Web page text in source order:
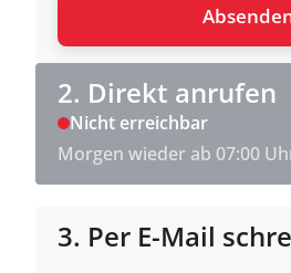
2. Direkt anrufen
Nicht erreichbar
Morgen wieder ab 07:00
3. Per E-Mail